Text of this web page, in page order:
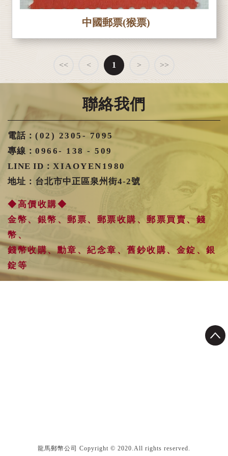
中國郵票(猴票)
<< < 1 > >>
聯絡我們
電話： (02) 2305- 7095
專線： 0966- 138 - 509
LINE ID： XIAOYEN1980
地址：台北市中正區泉州街4-2號
◆高價收購◆
金幣、銀幣、郵票、郵票收購、郵票買賣、錢
幣、
錢幣收購、勳章、紀念章、舊鈔收購、金錠、銀
錠等
龍馬郵幣公司 Copyright © 2020.All rights reserved.